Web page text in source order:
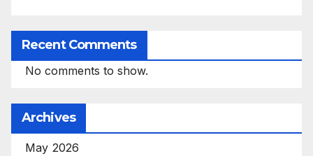
Recent Comments
No comments to show.
Archives
May 2026